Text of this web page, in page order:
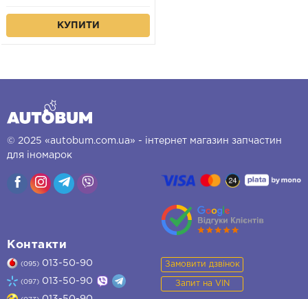
КУПИТИ
© 2025 «autobum.com.ua» - інтернет магазин запчастин
для іномарок
Контакти
(095) 013-50-90
(097) 013-50-90
Замовити дзвінок
Запит на VIN